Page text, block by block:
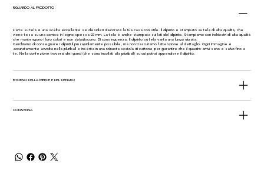
RIGUARDO AL PRODOTTO
L'arte su tela è una scelta eccellente se desideri decorare la tua casa con stile. Il dipinto è stampato su tela di alta qualità, che
viene tesa su una cornice in legno spessa 22 mm. La tela è anche stampata sui lati del dipinto. Stampiamo con inchiostri di alta qualità
che mantengono i loro colori e non sbiadiscono. Di conseguenza, il dipinto su tela vanta una lunga durata.
Cerchiamo di consegnare i dipinti il più rapidamente possibile, ma non trascuriamo l'attenzione al dettaglio. Ogni immagine è
accuratamente avvolta nella pluriball e inserita in una robusta scatola di cartone per garantire che il quadro arrivi sano e salvo fino a
te. Nella confezione troverai dei ganci (che sono incollati alla pluriball) su cui potrai appendere il dipinto.
RITORNO DELLA MERCE E DEL DENARO
CONSEGNA